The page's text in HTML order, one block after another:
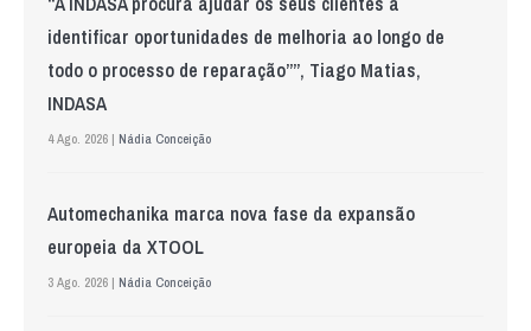
identificar oportunidades de melhoria ao longo de
todo o processo de reparação””, Tiago Matias,
INDASA
4 Ago. 2026 | Nádia Conceição
Automechanika marca nova fase da expansão
europeia da XTOOL
3 Ago. 2026 | Nádia Conceição